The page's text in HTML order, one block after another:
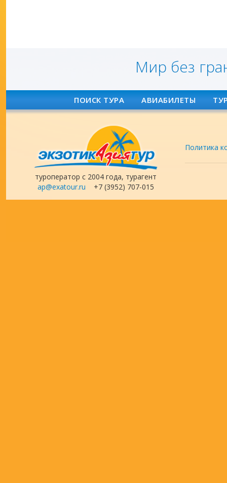
Мир без
ПОИСК ТУРА АВИАБИЛЕТЫ
туроператор с 2004 года, турагент
ap@exatour.ru +7 (3952) 707-015
Политика